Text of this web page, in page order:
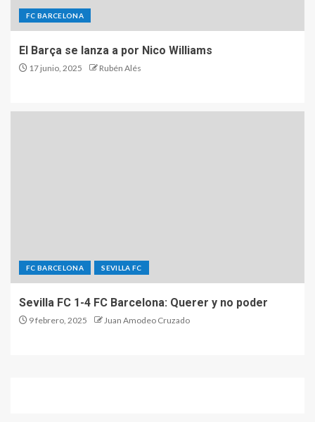
FC BARCELONA
El Barça se lanza a por Nico Williams
17 junio, 2025 Rubén Alés
FC BARCELONA SEVILLA FC
Sevilla FC 1-4 FC Barcelona: Querer y no poder
9 febrero, 2025 Juan Amodeo Cruzado